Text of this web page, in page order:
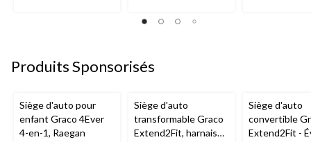
Produits Sponsorisés
Siège d'auto pour
enfant Graco 4Ever
4-en-1, Raegan
Siège d'auto
transformable Graco
Extend2Fit, harnais
Siège d'auto
convertible
Extend2Fit -